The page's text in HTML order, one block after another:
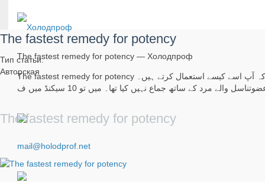
The fastest remedy for potency — Холодпроф
The fastest remedy for potency میں بھی سوچتی تھی کہ سائز سے کوئی خاص فرق نہیں پڑتا، بلکہ زیادہ اہم یہ تھا کہ آپ اسے کیسے استعمال کرتے ہیں۔
مرد کے ساتھ جماع نہیں کیا تھا۔ میں تو 10 سیکنڈ میں ف
mail@holodprof.net
The fastest remedy for potency
Тип статьи:
Авторская
The fastest remedy for potency